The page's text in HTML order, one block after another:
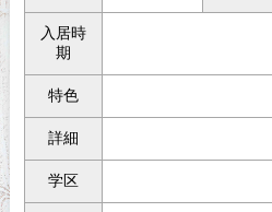
入居時
期
特色
詳細
学区